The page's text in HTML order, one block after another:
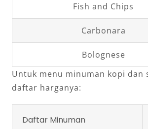
Fish and Chips
Carbonara
Bolognese
Untuk menu minuman kopi dan
daftar harganya:
Daftar Minuman